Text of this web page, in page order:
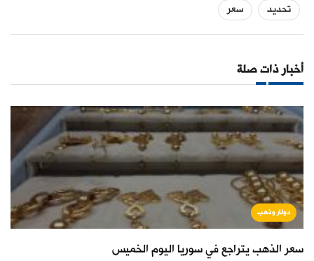
تحديد
سعر
أخبار ذات صلة
دولار وذهب
سعر الذهب يتراجع في سوريا اليوم الخميس